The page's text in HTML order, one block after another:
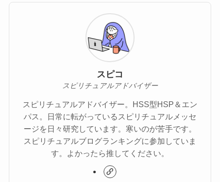
スピコ
スピリチュアルアドバイザー
スピリチュアルアドバイザー。HSS型HSP＆エン
パス。日常に転がっているスピリチュアルメッセ
ージを日々研究しています。寒いのが苦手です。
スピリチュアルブログランキングに参加していま
す。よかったら推してください。